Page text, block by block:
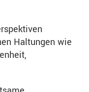
Haltungen wie